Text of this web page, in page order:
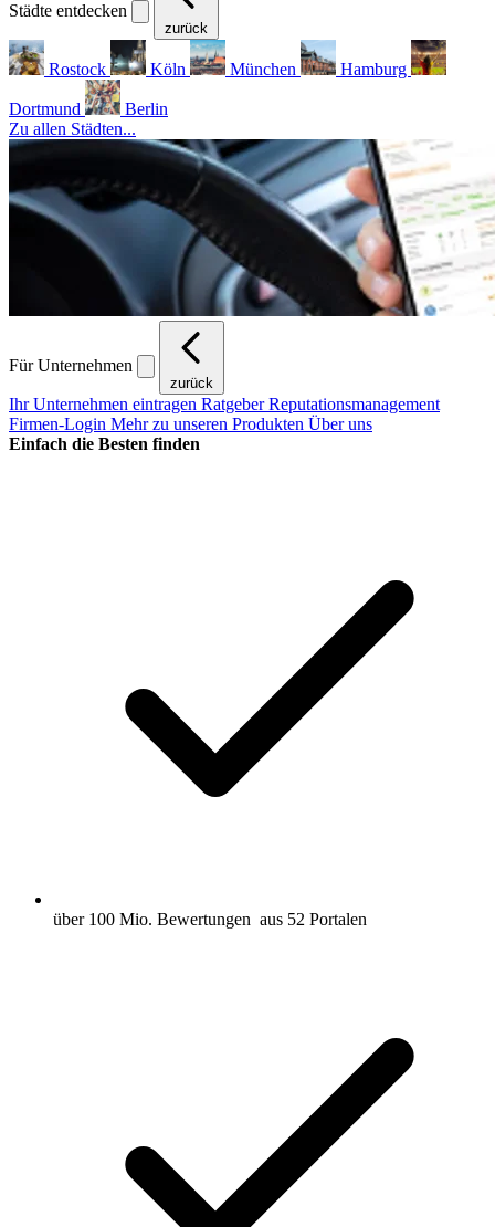
Städte entdecken
zurück
Rostock Köln München Hamburg
Dortmund
Berlin
Zu allen Städten...
Für Unternehmen
zurück
Ihr Unternehmen eintragen Ratgeber Reputationsmanagement
Firmen-Login Mehr zu unseren Produkten Über uns
Einfach die Besten finden
über 100 Mio. Bewertungen aus 52 Portalen